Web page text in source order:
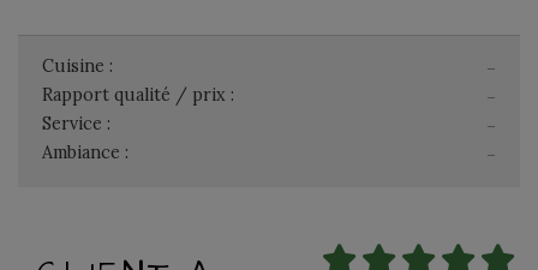
-
Cuisine :
-
Rapport qualité / prix :
-
Service :
-
Ambiance :